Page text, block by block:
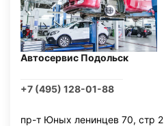
Автосервис Подольск
+7 (495) 128-01-88
пр-т Юных ленинцев 70, стр 2